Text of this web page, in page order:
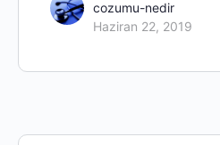
cozumu-nedir
Haziran 22, 2019